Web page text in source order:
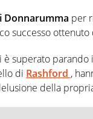
Donnarumma per
successo ottenuto
è superato parando
di Rashford ,
della